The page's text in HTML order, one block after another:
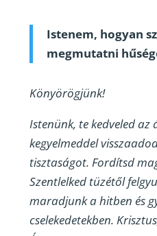
Istenem, hogyan
megmutatni
Könyörögjünk!
Istenünk, te kedveled
kegyelmeddel
tisztaságot. Fordítsd
Szentlelked tüzétől
maradjunk a hitben és
cselekedetekben.